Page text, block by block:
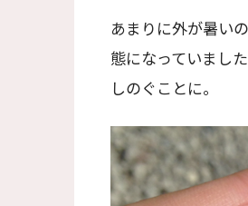
あまりに外が暑い
態になっていまし
しのぐことに。